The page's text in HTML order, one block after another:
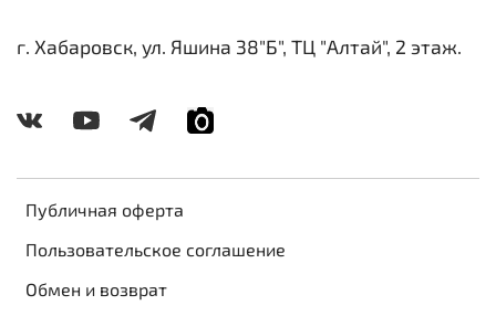
Публичная оферта
Пользовательское соглашение
Обмен и возврат
г. Хабаровск, ул. Яшина 38"Б", ТЦ "Алтай", 2 этаж.